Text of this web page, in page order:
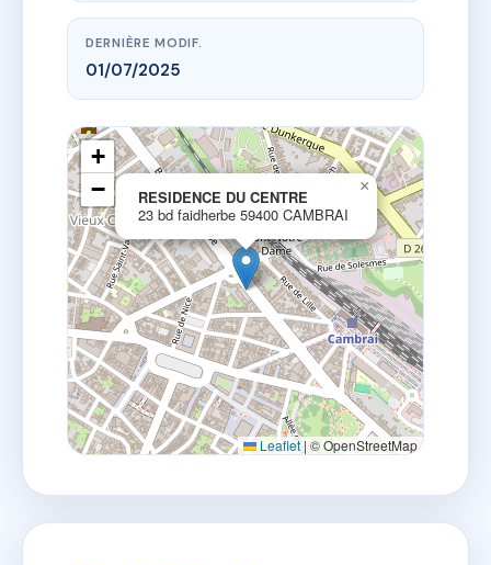
DERNIÈRE MODIF.
01/07/2025
RESIDENCE DU CENTRE
23 bd faidherbe 59400 CAMBRAI
×
+
−
Leaflet| © OpenStreetMap